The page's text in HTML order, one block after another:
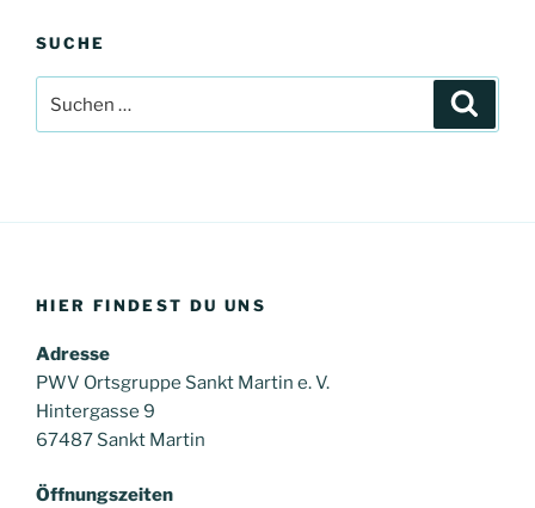
SUCHE
nach:
HIER FINDEST DU UNS
Adresse
PWV Ortsgruppe Sankt Martin e. V.
Hintergasse 9
67487 Sankt Martin
Öffnungszeiten